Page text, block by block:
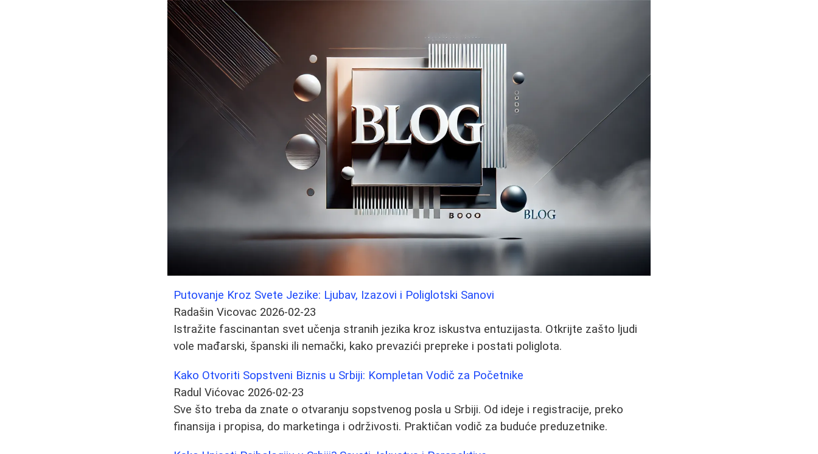
Putovanje Kroz Svete Jezike: Ljubav, Izazovi i Poliglotski Sanovi
Radašin Vicovac 2026-02-23
Istražite fascinantan svet učenja stranih jezika kroz iskustva entuzijasta. Otkrijte zašto ljudi
vole mađarski, španski ili nemački, kako prevazići prepreke i postati poliglota.
Kako Otvoriti Sopstveni Biznis u Srbiji: Kompletan Vodič za Početnike
Radul Vićovac 2026-02-23
Sve što treba da znate o otvaranju sopstvenog posla u Srbiji. Od ideje i registracije, preko
finansija i propisa, do marketinga i održivosti. Praktičan vodič za buduće preduzetnike.